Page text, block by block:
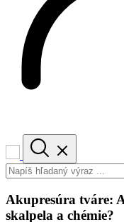
Akupresúra tváre:
skalpela a chémie?